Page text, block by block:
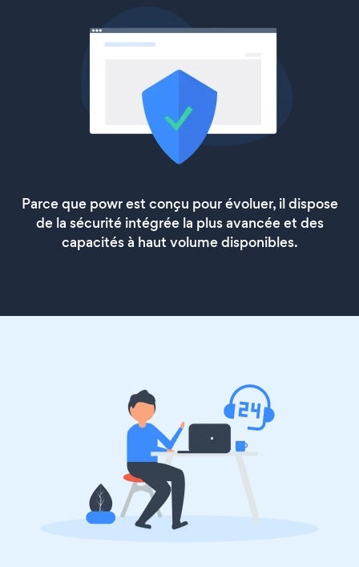
Parce que powr est conçu pour évoluer, il dispose
de la sécurité intégrée la plus avancée et des
capacités à haut volume disponibles.